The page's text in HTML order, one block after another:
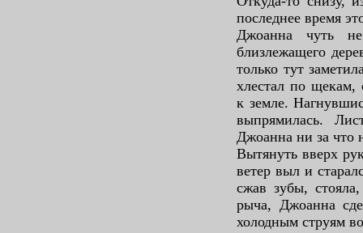
последнее время
Джоанна чуть
близлежащего
только тут
хлестал по
к земле.
выпрямилась.
Джоанна ни за что
Вытянуть вверх
ветер выл и
сжав зубы,
рыча, Джоанна
холодным струям